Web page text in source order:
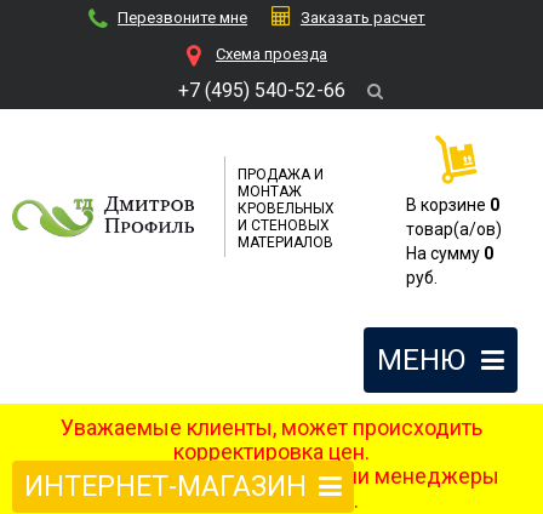
Перезвоните мне
Заказать расчет
Cхема проезда
+7 (495) 540-52-66
ПРОДАЖА И
МОНТАЖ
КРОВЕЛЬНЫХ
И СТЕНОВЫХ
МАТЕРИАЛОВ
В корзине 0
товар(a/ов)
На сумму 0
руб.
МЕНЮ
Уважаемые клиенты, может происходить
корректировка цен.
После оформления заказа наши менеджеры
свяжутся с вами.
ИНТЕРНЕТ-МАГАЗИН